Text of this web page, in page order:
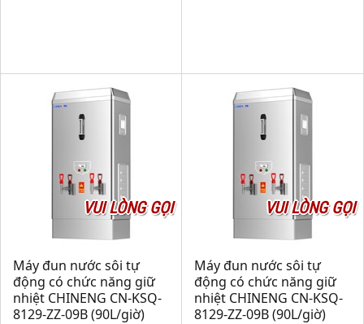
VUI LÒNG GỌI
Máy đun nước sôi tự
động có chức năng giữ
nhiệt CHINENG CN-KSQ-
8129-ZZ-09B (90L/giờ)
VUI LÒNG GỌI
Máy đun nước sôi tự
động có chức năng giữ
nhiệt CHINENG CN-KSQ-
8129-ZZ-09B (90L/giờ)